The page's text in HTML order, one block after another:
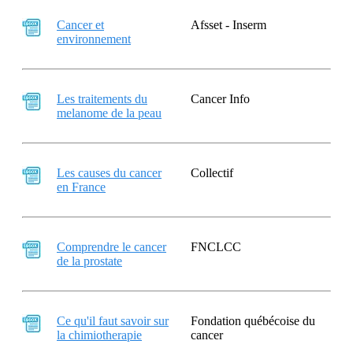
Cancer et
environnement
Afsset - Inserm
Les traitements du
melanome de la peau
Cancer Info
Les causes du cancer
en France
Collectif
Comprendre le cancer
de la prostate
FNCLCC
Ce qu'il faut savoir sur
la chimiotherapie
Fondation québécoise du
cancer